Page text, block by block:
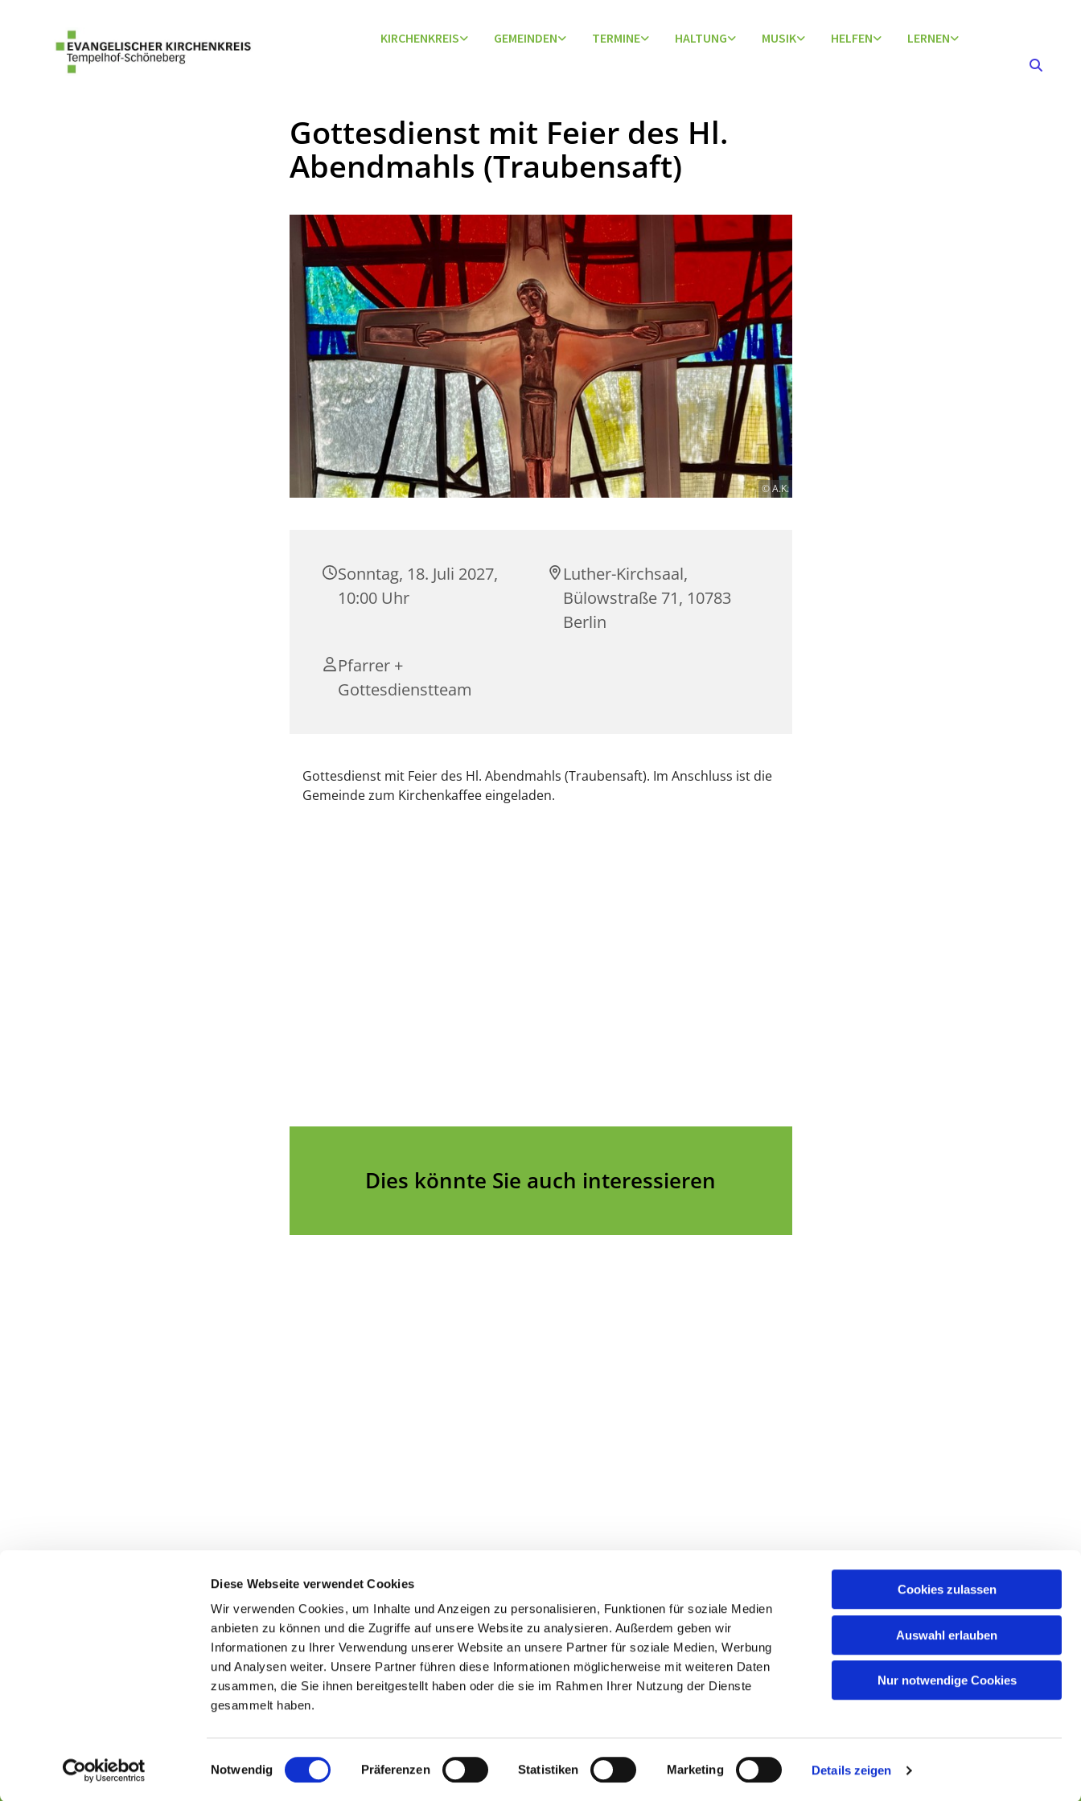
Diese Webseite verwendet Cookies
Wir verwenden Cookies, um Inhalte und Anzeigen zu personalisieren, Funktionen für soziale Medien
anbieten zu können und die Zugriffe auf unsere Website zu analysieren. Außerdem geben wir
Informationen zu Ihrer Verwendung unserer Website an unsere Partner für soziale Medien, Werbung
und Analysen weiter. Unsere Partner führen diese Informationen möglicherweise mit weiteren Daten
zusammen, die Sie ihnen bereitgestellt haben oder die sie im Rahmen Ihrer Nutzung der Dienste
gesammelt haben.
i
Notwendig Präferenzen Statistiken Marketing Details zeigen
Cookies zulassen
Auswahl erlauben
Nur notwendige Cookies
KIRCHENKREIS GEMEINDEN TERMINE HALTUNG MUSIK HELFEN LERNEN
Gottesdienst mit Feier des Hl.
Abendmahls (Traubensaft)
© A.K.
Sonntag, 18. Juli 2027,
10:00 Uhr
Luther-Kirchsaal,
Bülowstraße 71, 10783
Berlin
Pfarrer +
Gottesdienstteam
Gottesdienst mit Feier des Hl. Abendmahls (Traubensaft). Im Anschluss ist die
Gemeinde zum Kirchenkaffee eingeladen.
Dies könnte Sie auch interessieren
Kontaktinformationen Impressum
Datenschutzerklärung
Erklärung zur Barrierefreiheit